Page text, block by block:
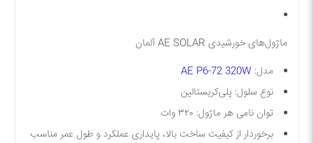
ماژول‌های خورشیدی AE SOLAR آلمان
مدل: AE P6-72 320W
نوع سلول:پلی‌کریستالین
توان نامی هر ماژول: ۳۲۰ وات
برخوردار از کیفیت ساخت بالا، پایداری عملکرد و طول عمر مناسب